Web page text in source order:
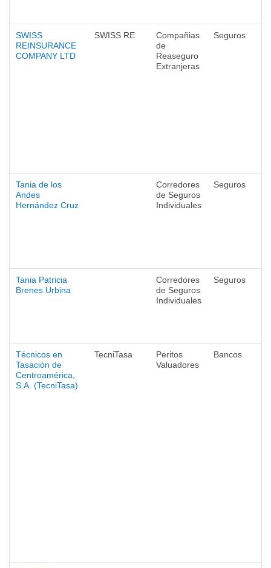
SWISS
REINSURANCE
COMPANY LTD
SWISS RE
Compañias
de
Reaseguro
Extranjeras
Seguros
Tania de los
Andes
Hernández Cruz
Corredores
de Seguros
Individuales
Seguros
Tania Patricia
Brenes Urbina
Corredores
de Seguros
Individuales
Seguros
Técnicos en
Tasación de
Centroamérica,
S.A. (TecniTasa)
TecniTasa
Peritos
Valuadores
Bancos